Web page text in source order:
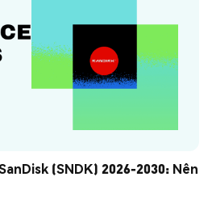
(SNDK) 2026-2030: Nên